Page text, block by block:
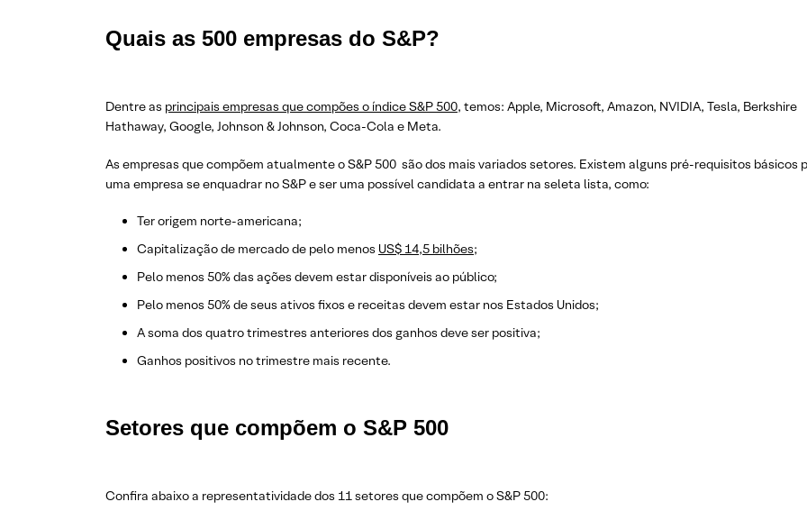
Quais as 500 empresas do S&P?
Dentre as principais empresas que compões o índice S&P 500, temos: Apple, Microsoft, Amazon, NVIDIA, Tesla, Berkshire
Hathaway, Google, Johnson & Johnson, Coca-Cola e Meta.
As empresas que compõem atualmente o S&P 500 são dos mais variados setores. Existem alguns pré-requisitos básicos
uma empresa se enquadrar no S&P e ser uma possível candidata a entrar na seleta lista, como:
Ter origem norte-americana;
Capitalização de mercado de pelo menos US$ 14,5 bilhões;
Pelo menos 50% das ações devem estar disponíveis ao público;
Pelo menos 50% de seus ativos fixos e receitas devem estar nos Estados Unidos;
A soma dos quatro trimestres anteriores dos ganhos deve ser positiva;
Ganhos positivos no trimestre mais recente.
Setores que compõem o S&P 500
Confira abaixo a representatividade dos 11 setores que compõem o S&P 500: